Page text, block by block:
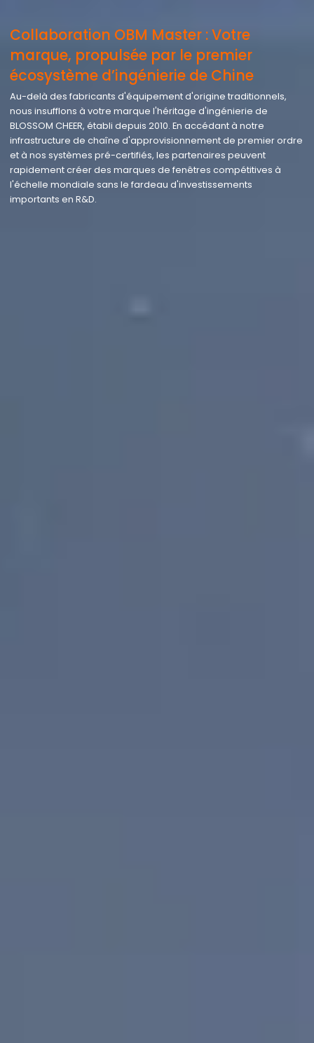
Collaboration OBM Master : Votre
marque, propulsée par le premier
écosystème d’ingénierie de Chine
Au-delà des fabricants d'équipement d'origine traditionnels,
nous insufflons à votre marque l'héritage d'ingénierie de
BLOSSOM CHEER, établi depuis 2010. En accédant à notre
infrastructure de chaîne d'approvisionnement de premier ordre
et à nos systèmes pré-certifiés, les partenaires peuvent
rapidement créer des marques de fenêtres compétitives à
l'échelle mondiale sans le fardeau d'investissements
importants en R&D.